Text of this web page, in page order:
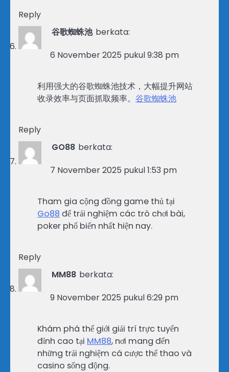
Reply
谷歌蜘蛛池 berkata:
6 November 2025 pukul 9:38 pm
利用强大的谷歌蜘蛛池技术，大幅提升网站
收录效率与页面抓取频率。 谷歌蜘蛛池
Reply
GO88 berkata:
7 November 2025 pukul 1:53 pm
Tham gia cộng đồng game thủ tại
Go88 để trải nghiệm các trò chơi bài,
poker phổ biến nhất hiện nay.
Reply
MM88 berkata:
9 November 2025 pukul 6:29 pm
Khám phá thế giới giải trí trực tuyến
đỉnh cao tại MM88, nơi mang đến
những trải nghiệm cá cược thể thao và
casino sống động.